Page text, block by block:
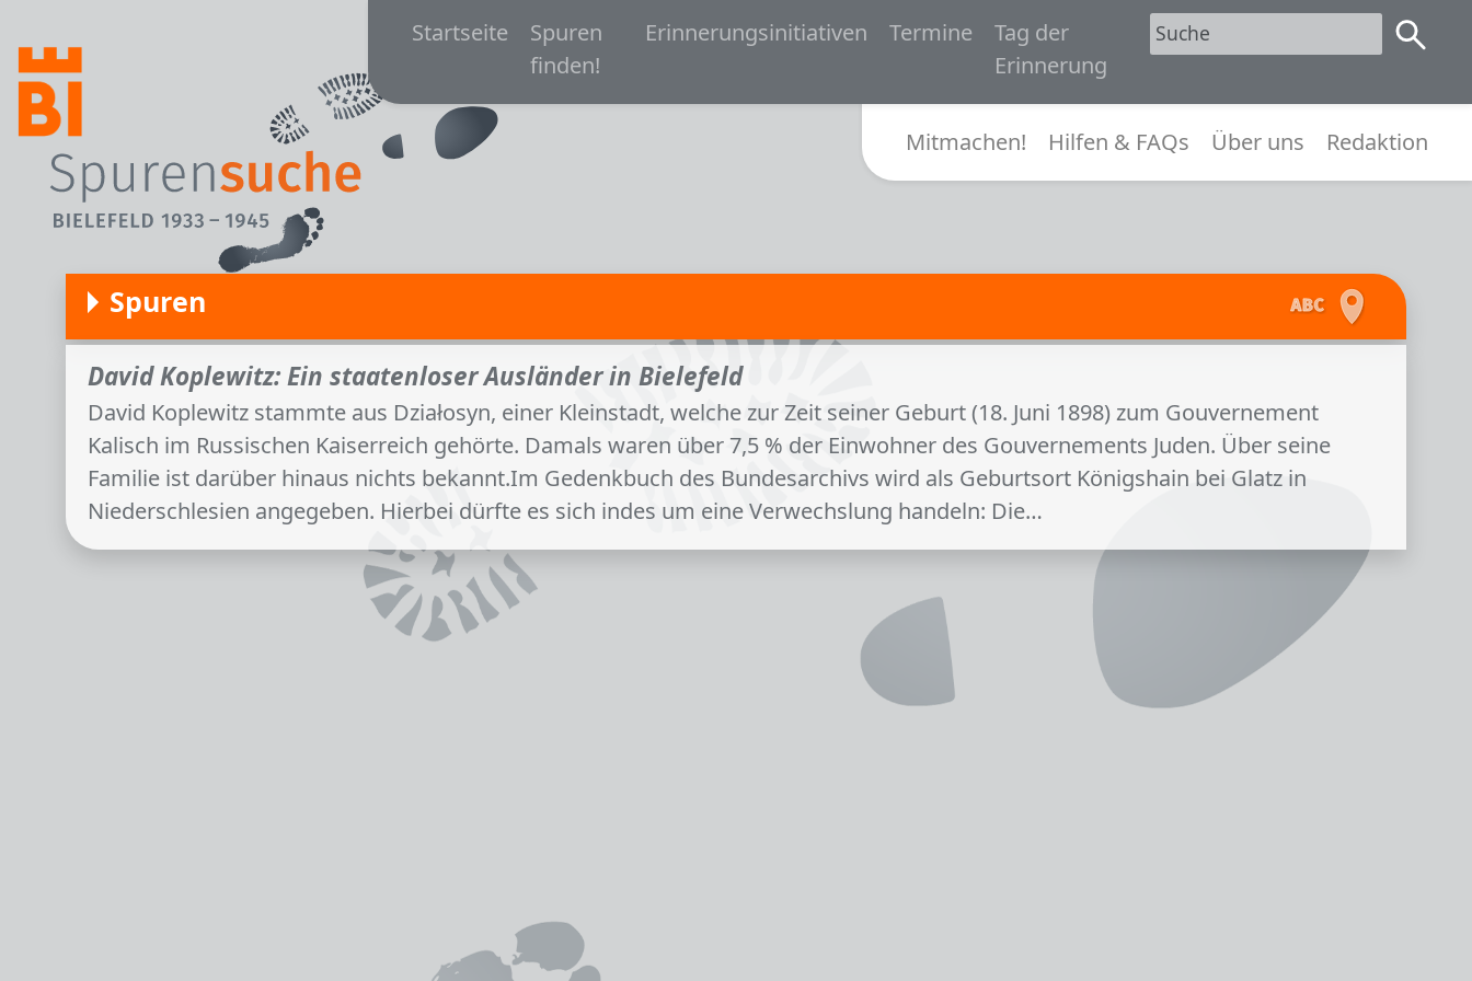
Zur Startseite von Spurensuche Bielefeld 1933-1945
Main navigation
Startseite
Spuren
finden!
Erinnerungsinitiativen Termine
Tag der
Erinnerung
Submenü
Mitmachen! Hilfen & FAQs Über uns Redaktion
Spuren
David Koplewitz: Ein staatenloser Ausländer in Bielefeld
David Koplewitz stammte aus Działosyn, einer Kleinstadt, welche zur Zeit seiner Geburt (18. Juni 1898) zum Gouvernement
Kalisch im Russischen Kaiserreich gehörte. Damals waren über 7,5 % der Einwohner des Gouvernements Juden. Über seine
Familie ist darüber hinaus nichts bekannt.Im Gedenkbuch des Bundesarchivs wird als Geburtsort Königshain bei Glatz in
Niederschlesien angegeben. Hierbei dürfte es sich indes um eine Verwechslung handeln: Die…